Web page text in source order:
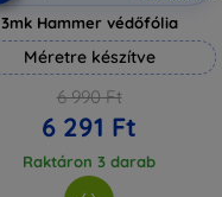
3mk Hammer védőfólia
Méretre készítve
6 990 Ft
6 291 Ft
Raktáron 3 darab